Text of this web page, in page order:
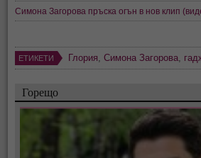
Симона Загорова пръска огън в нов клип
ЕТИКЕТИ Глория,Симона Загорова,
Горещо